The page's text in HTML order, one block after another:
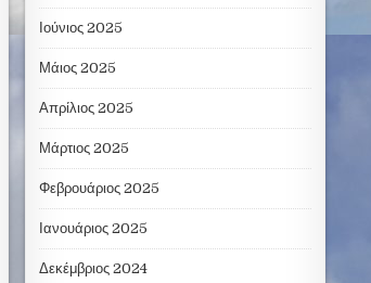
Ιούνιος 2025
Μάιος 2025
Απρίλιος 2025
Μάρτιος 2025
Φεβρουάριος 2025
Ιανουάριος 2025
Δεκέμβριος 2024